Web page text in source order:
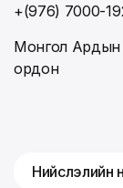
+(976) 7000-
Монгол Ардын
ордон
Нийслэлийн